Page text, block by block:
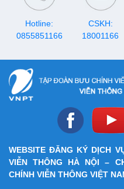
Hotline:
0855851166
CSKH:
18001166
WEBSITE ĐĂNG KÝ DỊCH
VIỄN THÔNG HÀ NỘI –
CHÍNH VIỄN THÔNG VIỆT